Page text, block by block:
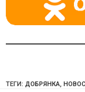
ТЕГИ: ДОБРЯНКА